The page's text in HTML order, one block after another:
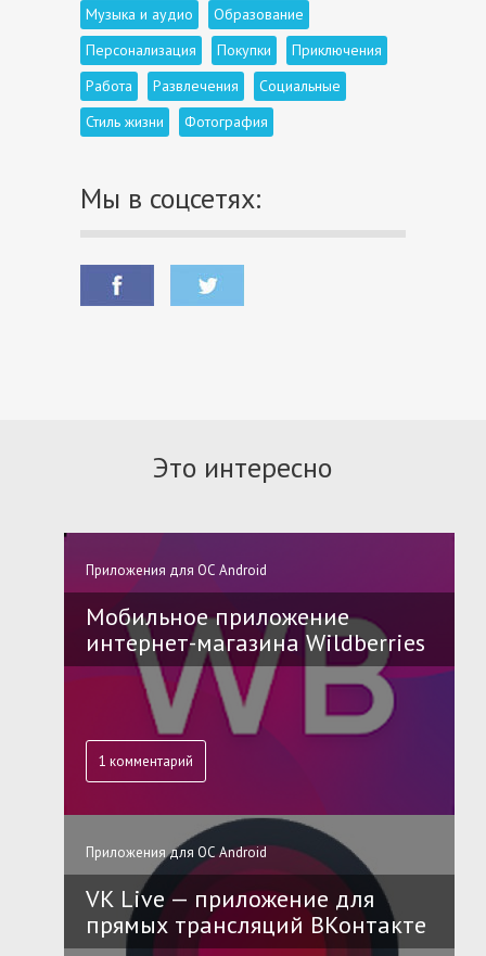
Музыка и аудио
Образование
Персонализация
Покупки
Приключения
Работа
Развлечения
Социальные
Стиль жизни
Фотография
Мы в соцсетях:
Это интересно
Приложения для ОС Android
Мобильное приложение
интернет-магазина Wildberries
1 комментарий
Приложения для ОС Android
VK Live — приложение для
прямых трансляций ВКонтакте